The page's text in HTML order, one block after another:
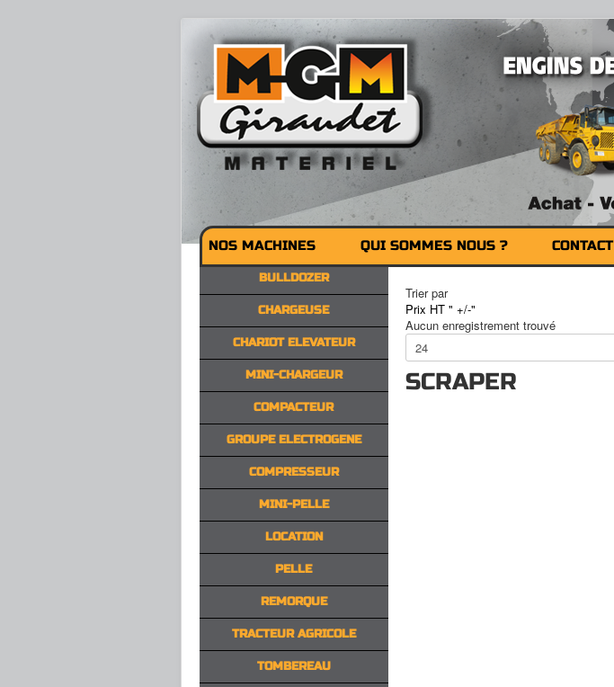
BULLDOZER
CHARGEUSE
CHARIOT ELEVATEUR
MINI-CHARGEUR
COMPACTEUR
GROUPE ELECTROGENE
COMPRESSEUR
MINI-PELLE
LOCATION
PELLE
REMORQUE
TRACTEUR AGRICOLE
TOMBEREAU
NOS MACHINES QUI SOMMES NOUS ? CONTACT
Trier par
Prix HT " +/-"
Aucun enregistrement trouvé
SCRAPER